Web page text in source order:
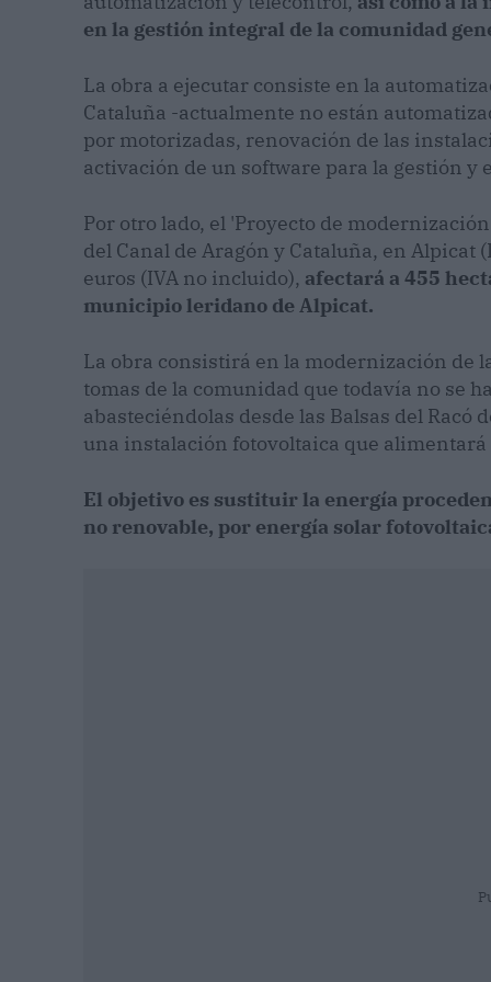
en la gestión integral de la comunidad
La obra a ejecutar consiste en la
Cataluña -actualmente no están
por motorizadas, renovación de las
activación de un software para la gestión y
Por otro lado, el 'Proyecto de
del Canal de Aragón y Cataluña, en
euros (IVA no incluido), afectará a 455
municipio leridano de Alpicat.
La obra consistirá en la modernización de
tomas de la comunidad que todavía no se
abasteciéndolas desde las Balsas del Racó
una instalación fotovoltaica que
El objetivo es sustituir la energía
no renovable, por energía solar